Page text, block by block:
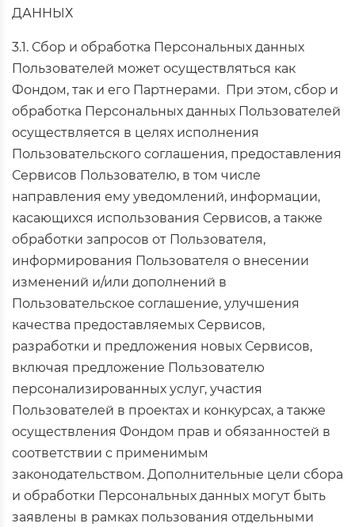
ДАННЫХ
3.1. Сбор и обработка Персональных данных
Пользователей может осуществляться как
Фондом, так и его Партнерами. При этом, сбор и
обработка Персональных данных Пользователей
осуществляется в целях исполнения
Пользовательского соглашения, предоставления
Сервисов Пользователю, в том числе
направления ему уведомлений, информации,
касающихся использования Сервисов, а также
обработки запросов от Пользователя,
информирования Пользователя о внесении
изменений и/или дополнений в
Пользовательское соглашение, улучшения
качества предоставляемых Сервисов,
разработки и предложения новых Сервисов,
включая предложение Пользователю
персонализированных услуг, участия
Пользователей в проектах и конкурсах, а также
осуществления Фондом прав и обязанностей в
соответствии с применимым
законодательством. Дополнительные цели сбора
и обработки Персональных данных могут быть
заявлены в рамках пользования отдельными